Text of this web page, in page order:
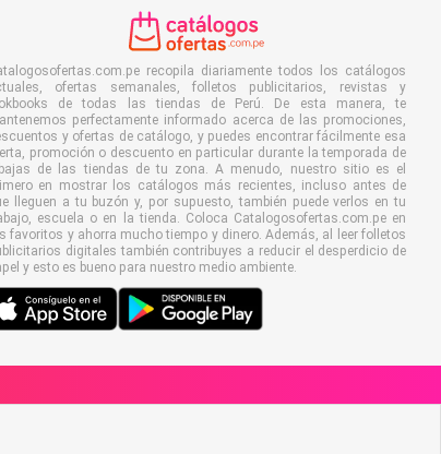
recopila diariamente todos los catálogos
ofertas semanales, folletos publicitarios, revistas y
de todas las tiendas de Perú. De esta manera, te
perfectamente informado acerca de las promociones,
y ofertas de catálogo, y puedes encontrar fácilmente esa
promoción o descuento en particular durante la temporada de
de las tiendas de tu zona. A menudo, nuestro sitio es el
en mostrar los catálogos más recientes, incluso antes de
lleguen a tu buzón y, por supuesto, también puede verlos en tu
escuela o en la tienda. Coloca Catalogosofertas.com.pe en
favoritos y ahorra mucho tiempo y dinero. Además, al leer folletos
digitales también contribuyes a reducir el desperdicio de
y esto es bueno para nuestro medio ambiente.